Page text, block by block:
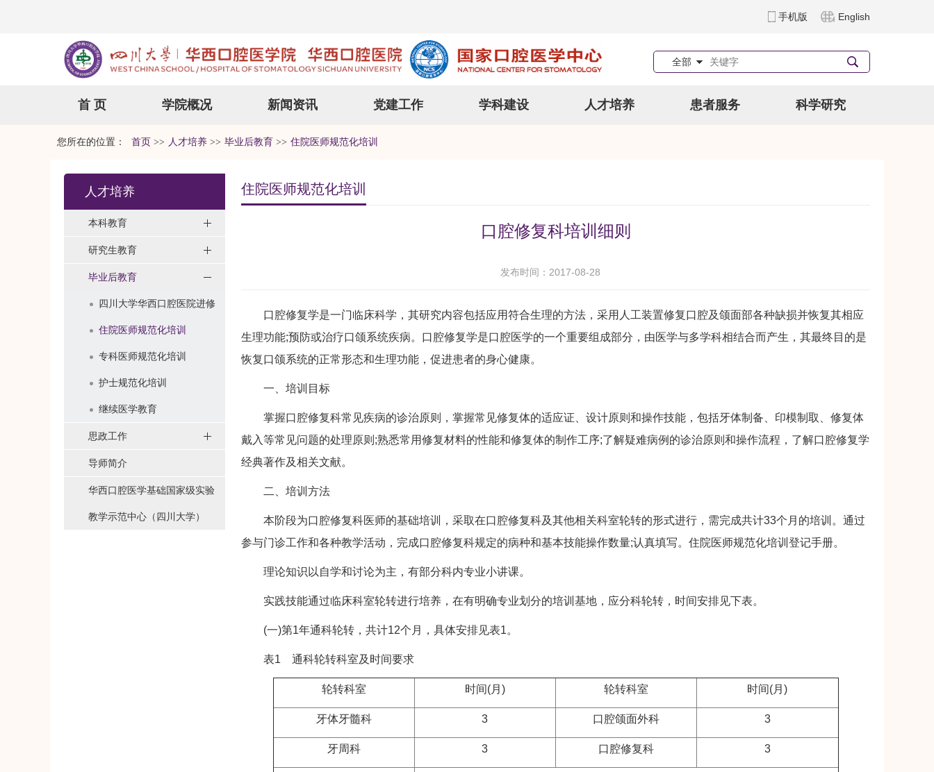
手机版 English
全部
首 页 学院概况 新闻资讯 党建工作 学科建设 人才培养 患者服务 科学研究
您所在的位置： 首页 >> 人才培养 >> 毕业后教育 >> 住院医师规范化培训
人才培养
本科教育
研究生教育
毕业后教育
四川大学华西口腔医院进修
住院医师规范化培训
专科医师规范化培训
护士规范化培训
继续医学教育
思政工作
导师简介
华西口腔医学基础国家级实验
教学示范中心（四川大学）
住院医师规范化培训
口腔修复科培训细则
发布时间：2017-08-28
口腔修复学是一门临床科学，其研究内容包括应用符合生理的方法，采用人工装置修复口腔及颌面部各种缺损并恢复其相应
生理功能;预防或治疗口颌系统疾病。口腔修复学是口腔医学的一个重要组成部分，由医学与多学科相结合而产生，其最终目的是
恢复口颌系统的正常形态和生理功能，促进患者的身心健康。
一、培训目标
掌握口腔修复科常见疾病的诊治原则，掌握常见修复体的适应证、设计原则和操作技能，包括牙体制备、印模制取、修复体
戴入等常见问题的处理原则;熟悉常用修复材料的性能和修复体的制作工序;了解疑难病例的诊治原则和操作流程，了解口腔修复学
经典著作及相关文献。
二、培训方法
本阶段为口腔修复科医师的基础培训，采取在口腔修复科及其他相关科室轮转的形式进行，需完成共计33个月的培训。通过
参与门诊工作和各种教学活动，完成口腔修复科规定的病种和基本技能操作数量;认真填写。住院医师规范化培训登记手册。
理论知识以自学和讨论为主，有部分科内专业小讲课。
实践技能通过临床科室轮转进行培养，在有明确专业划分的培训基地，应分科轮转，时间安排见下表。
(一)第1年通科轮转，共计12个月，具体安排见表1。
表1 通科轮转科室及时间要求
轮转科室 时间(月) 轮转科室 时间(月)
牙体牙髓科 3 口腔颌面外科 3
牙周科 3 口腔修复科 3